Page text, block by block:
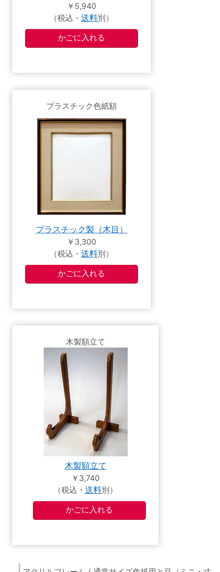
￥5,940
（税込・ 送料別）
プラスチック色紙額
プラスチック製（木目）
￥3,300
（税込・ 送料別）
木製額立て
木製額立て
￥3,740
（税込・ 送料別）